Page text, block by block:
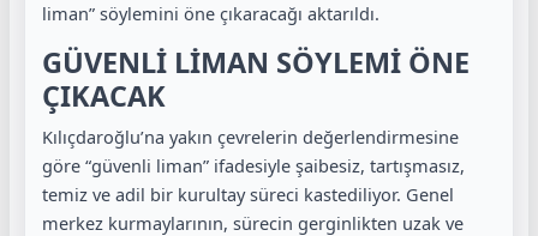
liman” söylemini öne çıkaracağı aktarıldı.
GÜVENLİ LİMAN SÖYLEMİ ÖNE
ÇIKACAK
Kılıçdaroğlu’na yakın çevrelerin değerlendirmesine
göre “güvenli liman” ifadesiyle şaibesiz, tartışmasız,
temiz ve adil bir kurultay süreci kastediliyor. Genel
merkez kurmaylarının, sürecin gerginlikten uzak ve